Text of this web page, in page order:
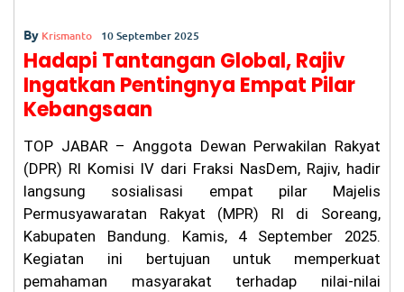
By Krismanto 10 September 2025
Hadapi Tantangan Global, Rajiv
Ingatkan Pentingnya Empat Pilar
Kebangsaan
TOP JABAR – Anggota Dewan Perwakilan Rakyat
(DPR) RI Komisi IV dari Fraksi NasDem, Rajiv, hadir
langsung sosialisasi empat pilar Majelis
Permusyawaratan Rakyat (MPR) RI di Soreang,
Kabupaten Bandung. Kamis, 4 September 2025.
Kegiatan ini bertujuan untuk memperkuat
pemahaman masyarakat terhadap nilai-nilai